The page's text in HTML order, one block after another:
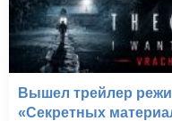
Вышел трейлер
«Секретных